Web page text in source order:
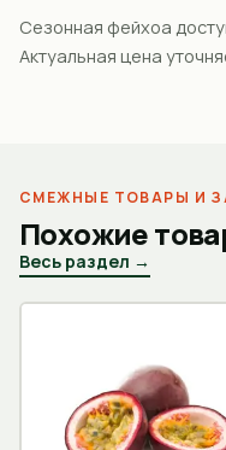
Сезонная фейхоа
Актуальная цена
СМЕЖНЫЕ ТОВАРЫ И
Похожие
Весь раздел →